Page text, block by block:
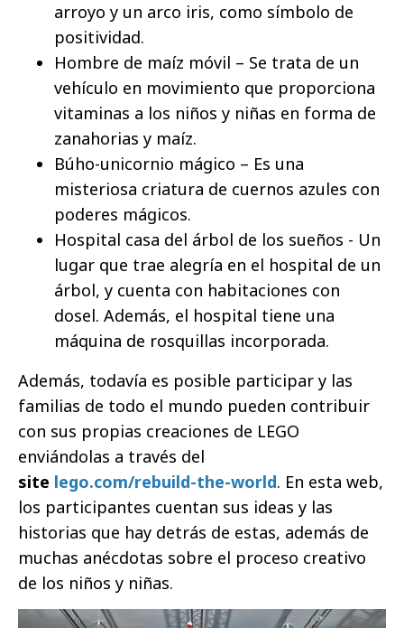
arroyo y un arco iris, como símbolo de
positividad.
Hombre de maíz móvil – Se trata de un
vehículo en movimiento que proporciona
vitaminas a los niños y niñas en forma de
zanahorias y maíz.
Búho-unicornio mágico – Es una
misteriosa criatura de cuernos azules con
poderes mágicos.
Hospital casa del árbol de los sueños - Un
lugar que trae alegría en el hospital de un
árbol, y cuenta con habitaciones con
dosel. Además, el hospital tiene una
máquina de rosquillas incorporada.
Además, todavía es posible participar y las
familias de todo el mundo pueden contribuir
con sus propias creaciones de LEGO
enviándolas a través del
site lego.com/rebuild-the-world. En esta web,
los participantes cuentan sus ideas y las
historias que hay detrás de estas, además de
muchas anécdotas sobre el proceso creativo
de los niños y niñas.